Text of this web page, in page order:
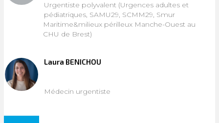
Urgentiste polyvalent (Urgences adultes et
pédiatriques, SAMU29, SCMM29, Smur
Maritime&milieux périlleux Manche-Ouest au
CHU de Brest)
Laura BENICHOU
Médecin urgentiste